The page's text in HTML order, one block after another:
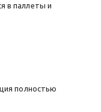
в паллеты и
полностью